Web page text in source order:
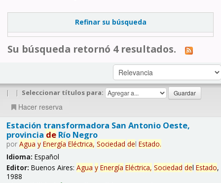
Refinar su búsqueda
Su búsqueda retornó 4 resultados.
| | Seleccionar títulos para:
Hacer reserva
Estación transformadora San Antonio Oeste,
provincia deRío Negro
por Agua y Energía Eléctrica, Sociedad del Estado.
Idioma: Español
Editor: Buenos Aires: Agua y Energía Eléctrica, Sociedad del Estado,
1988